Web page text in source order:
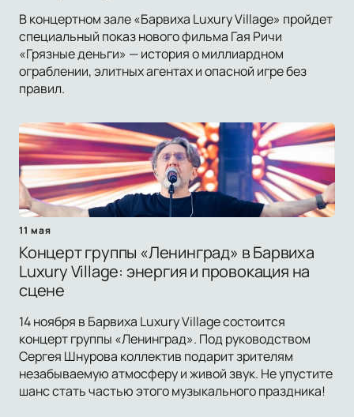
В концертном зале «Барвиха Luxury Village» пройдет
специальный показ нового фильма Гая Ричи
«Грязные деньги» — история о миллиардном
ограблении, элитных агентах и опасной игре без
правил.
11 мая
Концерт группы «Ленинград» в Барвиха
Luxury Village: энергия и провокация на
сцене
14 ноября в Барвиха Luxury Village состоится
концерт группы «Ленинград». Под руководством
Сергея Шнурова коллектив подарит зрителям
незабываемую атмосферу и живой звук. Не упустите
шанс стать частью этого музыкального праздника!